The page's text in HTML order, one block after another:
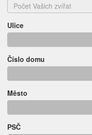
Ulice
Číslo domu
Město
PSČ